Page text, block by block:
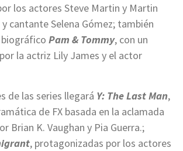
los actores Steve Martin y Martin
cantante Selena Gómez; también
Pam & Tommy, con un
la actriz Lily James y el actor
de las series llegará Y: The Last Man,
de FX basada en la aclamada
Brian K. Vaughan y Pia Guerra.;
, protagonizadas por los actores